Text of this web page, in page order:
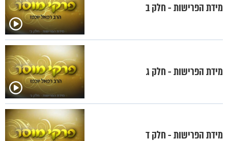
מידת הפרישות - חלק ב
מידת הפרישות - חלק ג
מידת הפרישות - חלק ד